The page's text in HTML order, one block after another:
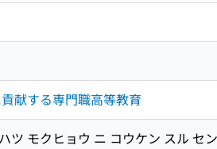
献する専門職高等教育
ツ モクヒョウ ニ コウケン スル セ